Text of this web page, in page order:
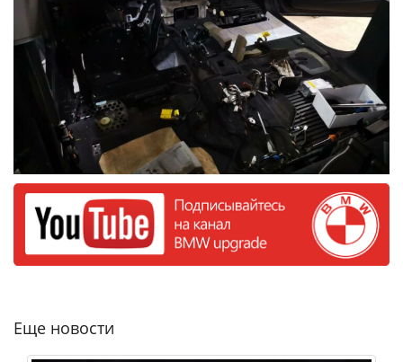
Еще новости